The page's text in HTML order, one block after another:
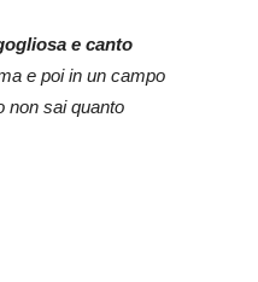
e canto
e poi in un campo
non sai quanto